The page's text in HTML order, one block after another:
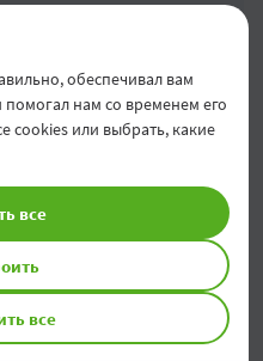
обеспечивал вам
нам со временем его
cookies или выбрать, какие
все
все